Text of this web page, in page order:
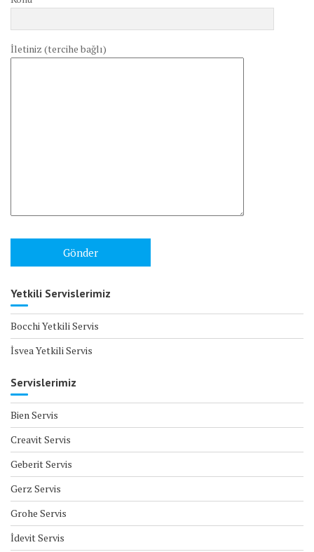
İletiniz (tercihe bağlı)
Yetkili Servislerimiz
Bocchi Yetkili Servis
İsvea Yetkili Servis
Servislerimiz
Bien Servis
Creavit Servis
Geberit Servis
Gerz Servis
Grohe Servis
İdevit Servis